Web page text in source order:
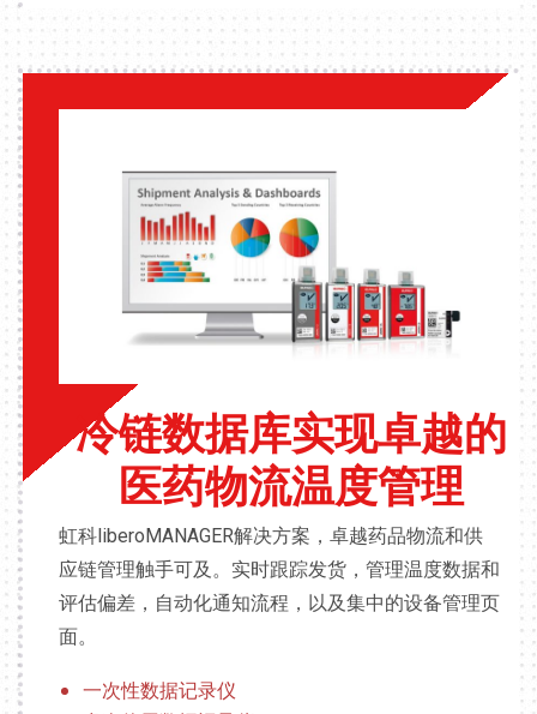
冷链数据库实现卓越的
医药物流温度管理
虹科liberoMANAGER解决方案，卓越药品物流和供
应链管理触手可及。实时跟踪发货，管理温度数据和
评估偏差，自动化通知流程，以及集中的设备管理页
面。
一次性数据记录仪